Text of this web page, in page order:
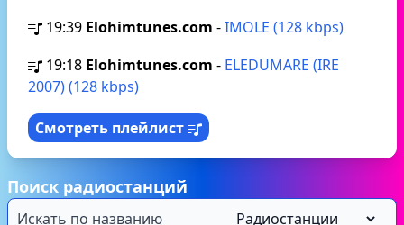
19:39 Elohimtunes.com -IMOLE (128 kbps)
19:18 Elohimtunes.com - ELEDUMARE (IRE
2007) (128 kbps)
Смотреть плейлист
Поиск радиостанций